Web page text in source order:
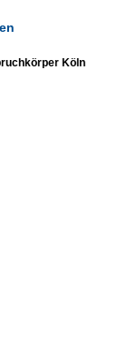
Köln